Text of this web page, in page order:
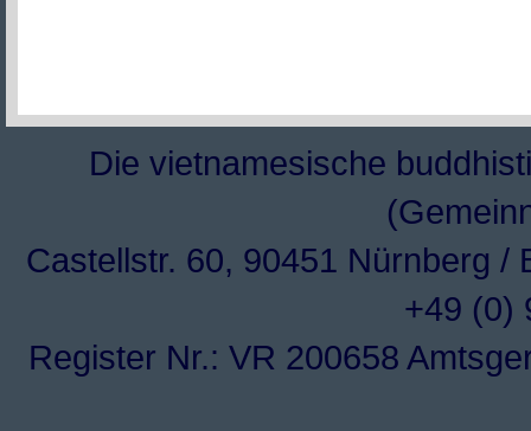
Die vietnamesische
Castellstr. 60, 90451 Nürnberg /
+49 (0)
Register Nr.: VR 200658